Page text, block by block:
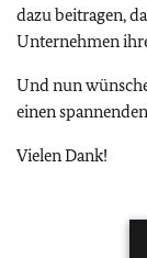
dazu beitragen,
Unternehmen
Und nun
einen
Vielen Dank!